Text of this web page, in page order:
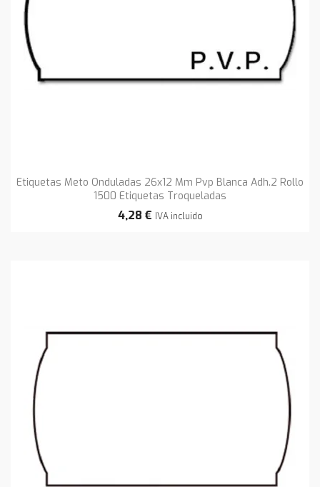
Etiquetas Meto Onduladas 26x12 Mm Pvp Blanca Adh.2 Rollo
1500 Etiquetas Troqueladas
4,28 € IVA incluido